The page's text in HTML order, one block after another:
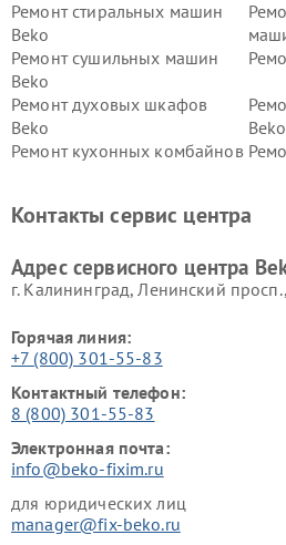
Ремонт стиральных машин
Beko
Ремонт сушильных машин
Beko
Ремонт духовых шкафов
Beko
Beko
Ремонт кухонных комбайнов
Ремонт холодильников Beko
Контакты сервис центра
Адрес сервисного центра
г. Калининград, Ленинский
Горячая линия:
+7 (800) 301-55-83
Контактный телефон:
8 (800) 301-55-83
Электронная почта:
info@beko-fixim.ru
для юридических лиц
manager@fix-beko.ru